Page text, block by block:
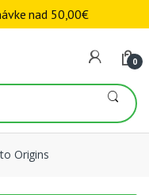
0
Origins
nad 50,00€